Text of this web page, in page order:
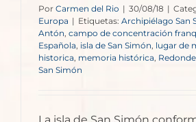
Por Carmen del Rio | 30/08/18 |
Europa | Etiquetas: Archipiélago San
Antón, campo de concentración
Española, isla de San Simón, lugar de
historica, memoria histórica,
San Simón